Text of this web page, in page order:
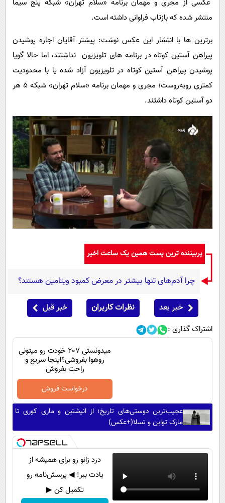
سرگرمی
گوناگون
حوادث
فرهنگی
بین الملل
اجتماعی
حیات وحش
سیاست خارجی
پیامک
روانشناسی
آشپزی
دانلود
عکسی از مجری و مهمان برنامه «سلام تهران» شبکه پنج سیما
منتشر شده که بازتاب فراوانی داشته است.
برترین ها با انتشار این عکس نوشت: پیشتر آقایان اجازه پوشیدن
پیراهن آستین کوتاه در برنامه های تلویزیون نداشتند، اما حالا گویا
پوشیدن پیراهن آستین کوتاه در تلویزیون آزاد شده یا با محدودیت
کمتری روبه‌روست؛ مجری و مهمان برنامه «سلام تهران» شبکه ۵ هر
دو آستین کوتاه داشتند.
پربیننده ترین پست همین یک ساعت اخیر
چرا آدم‌های تنها بیشتر در معرض کمبود ویتامین هستند؟
خبر بعد نظرات کاربران خبر قبل
اشتراک گذاری :
میدونستی 207 خودت رو میتونی
روهوا بفروشی؟اینجا سریع و
راحت بفروش
درخواست فروش
عجیب‌ترین دوستی‌های تاریخ؛ از انیشتین و ماری کوری تا
مارک تواین و تسلا(+عکس)
درد زانو رو برای همیشه از
یادت ببر! ◀ پرسش‌نامه رو
تکمیل کن ▶